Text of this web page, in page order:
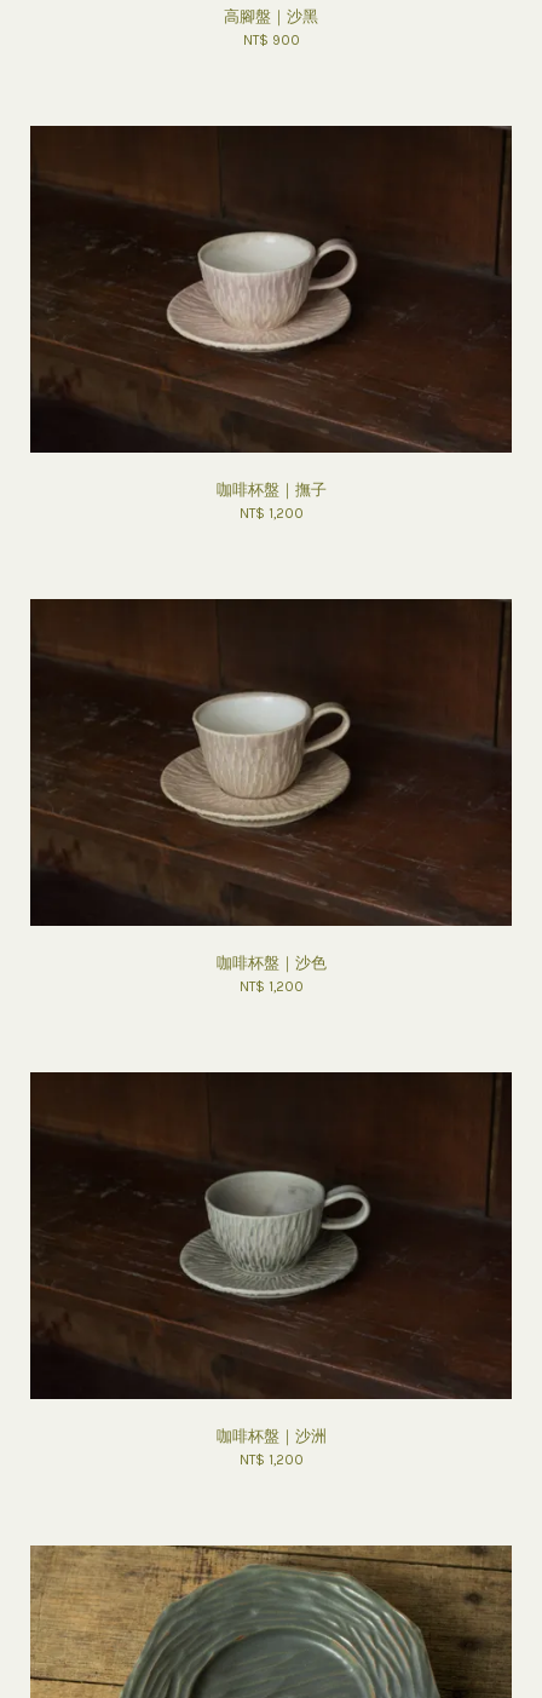
高腳盤｜沙黑
NT$ 900
咖啡杯盤｜撫子
NT$ 1,200
咖啡杯盤｜沙色
NT$ 1,200
咖啡杯盤｜沙洲
NT$ 1,200